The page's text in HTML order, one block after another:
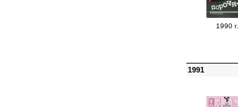
1990 г.
1991